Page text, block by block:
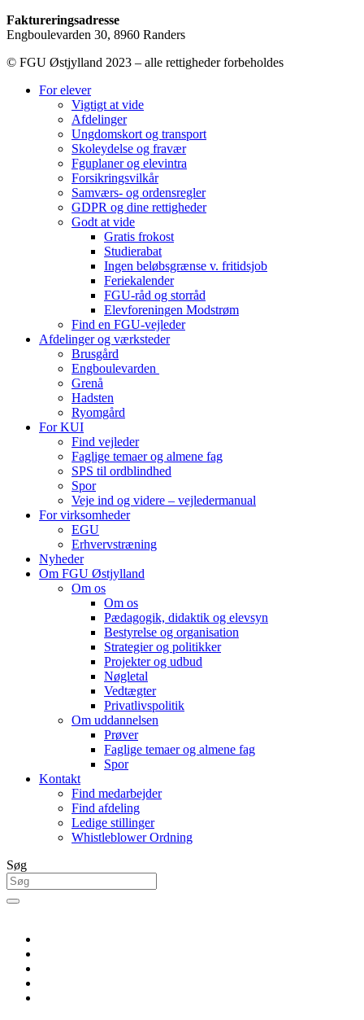
Faktureringsadresse
Engboulevarden 30, 8960 Randers
© FGU Østjylland 2023 – alle rettigheder forbeholdes
For elever
Vigtigt at vide
Afdelinger
Ungdomskort og transport
Skoleydelse og fravær
Fguplaner og elevintra
Forsikringsvilkår
Samværs- og ordensregler
GDPR og dine rettigheder
Godt at vide
Gratis frokost
Studierabat
Ingen beløbsgrænse v. fritidsjob
Feriekalender
FGU-råd og storråd
Elevforeningen Modstrøm
Find en FGU-vejleder
Afdelinger og værksteder
Brusgård
Engboulevarden
Grenå
Hadsten
Ryomgård
For KUI
Find vejleder
Faglige temaer og almene fag
SPS til ordblindhed
Spor
Veje ind og videre – vejledermanual
For virksomheder
EGU
Erhvervstræning
Nyheder
Om FGU Østjylland
Om os
Om os
Pædagogik, didaktik og elevsyn
Bestyrelse og organisation
Strategier og politikker
Projekter og udbud
Nøgletal
Vedtægter
Privatlivspolitik
Om uddannelsen
Prøver
Faglige temaer og almene fag
Spor
Kontakt
Find medarbejder
Find afdeling
Ledige stillinger
Whistleblower Ordning
Søg